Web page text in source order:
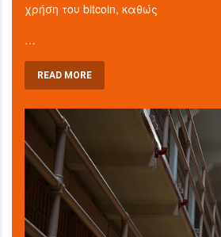
χρήση του bitcoin, καθώς
…
READ MORE